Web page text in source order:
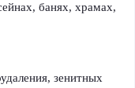
банях, храмах,
зенитных